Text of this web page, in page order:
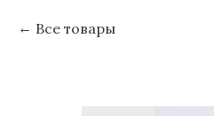
Все товары